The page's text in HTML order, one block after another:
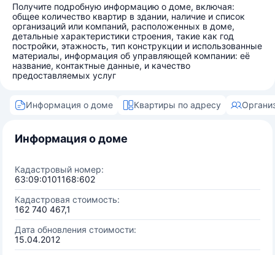
Получите подробную информацию о доме, включая:
общее количество квартир в здании, наличие и список
организаций или компаний, расположенных в доме,
детальные характеристики строения, такие как год
постройки, этажность, тип конструкции и использованные
материалы, информация об управляющей компании: её
название, контактные данные, и качество
предоставляемых услуг
Информация о доме Квартиры по адресу
Информация о доме
Кадастровый номер:
63:09:0101168:602
Кадастровая стоимость:
162 740 467,1
Дата обновления стоимости:
15.04.2012